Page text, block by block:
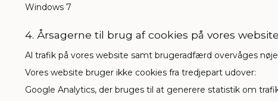
Windows 7
4. Årsagerne til brug af cookies på vores
Al trafik på vores website samt brugeradfærd overvåges
Vores website bruger ikke cookies fra tredjepart udover:
Google Analytics, der bruges til at generere statistik om